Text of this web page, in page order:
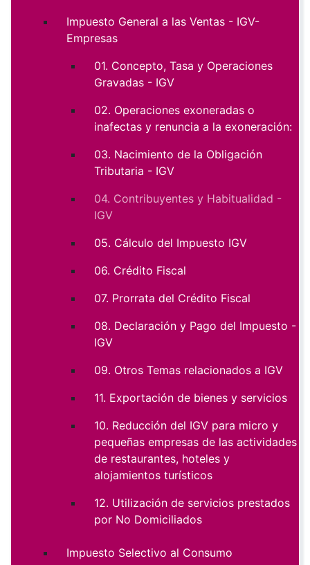
Impuesto General a las Ventas - IGV-
Empresas
01. Concepto, Tasa y Operaciones
Gravadas - IGV
02. Operaciones exoneradas o
inafectas y renuncia a la exoneración:
03. Nacimiento de la Obligación
Tributaria - IGV
04. Contribuyentes y Habitualidad -
IGV
05. Cálculo del Impuesto IGV
06. Crédito Fiscal
07. Prorrata del Crédito Fiscal
08. Declaración y Pago del Impuesto -
IGV
09. Otros Temas relacionados a IGV
11. Exportación de bienes y servicios
10. Reducción del IGV para micro y
pequeñas empresas de las actividades
de restaurantes, hoteles y
alojamientos turísticos
12. Utilización de servicios prestados
por No Domiciliados
Impuesto Selectivo al Consumo